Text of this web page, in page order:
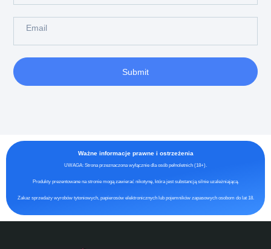
Submit
Ważne informacje prawne i ostrzeżenia
UWAGA: Strona przeznaczona wyłącznie dla osób pełnoletnich (18+).
Produkty prezentowane na stronie mogą zawierać nikotynę, która jest substancją silnie uzależniającą.
Zakaz sprzedaży wyrobów tytoniowych, papierosów elektronicznych lub pojemników zapasowych osobom do lat 18.